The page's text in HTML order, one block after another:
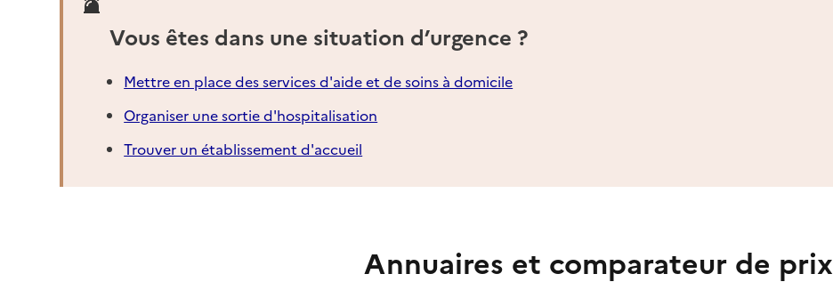
Vous êtes dans une situation d’urgence ?
Mettre en place des services d'aide et de soins à domicile
Organiser une sortie d'hospitalisation
Trouver un établissement d'accueil
Annuaires et comparateur de prix